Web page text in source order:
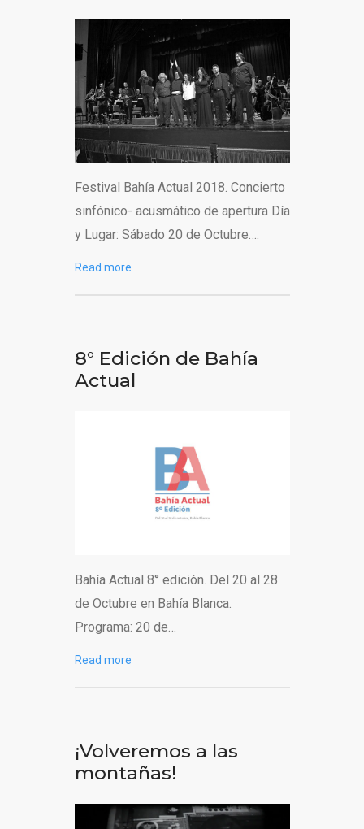
Festival Bahía Actual 2018. Concierto
sinfónico- acusmático de apertura Día
y Lugar: Sábado 20 de Octubre….
Read more
8° Edición de Bahía
Actual
Bahía Actual 8° edición. Del 20 al 28
de Octubre en Bahía Blanca.
Programa: 20 de…
Read more
¡Volveremos a las
montañas!